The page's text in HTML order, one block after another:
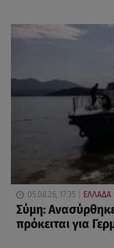
05.08.26, 17:35 ΕΛΛΑΔΑ
Σύμη:
πρόκειται για